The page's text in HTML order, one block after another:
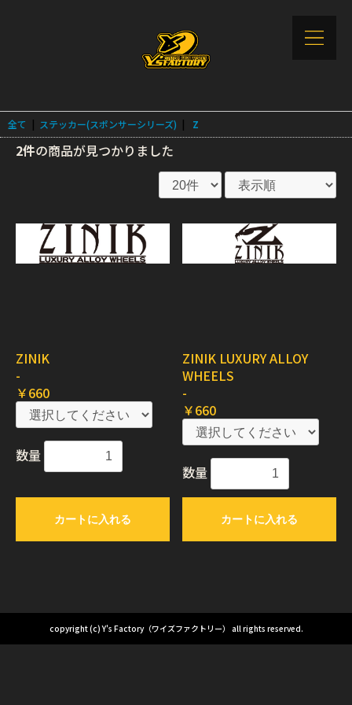
全て | ステッカー(スポンサーシリーズ) | Z
2件の商品が見つかりました
ZINIK
-
￥660
数量
カートに入れる
ZINIK LUXURY ALLOY
WHEELS
-
￥660
数量
カートに入れる
copyright (c) Y's Factory（ワイズファクトリー） all rights reserved.